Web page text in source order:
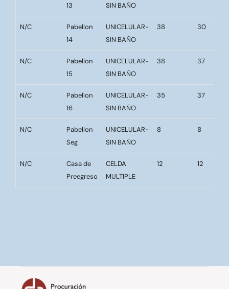
13
SIN BAÑO
N/C
Pabellon
14
UNICELULAR-
SIN BAÑO
38 30
N/C
Pabellon
15
UNICELULAR-
SIN BAÑO
38 37
N/C
Pabellon
16
UNICELULAR-
SIN BAÑO
35 37
N/C
Pabellon
Seg
UNICELULAR-
SIN BAÑO
8 8
N/C
Casa de
Preegreso
CELDA
MULTIPLE
12 12